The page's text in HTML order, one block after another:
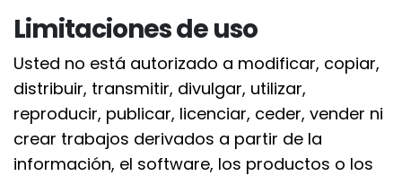
Limitaciones de uso
Usted no está autorizado a modificar, copiar,
distribuir, transmitir, divulgar, utilizar,
reproducir, publicar, licenciar, ceder, vender ni
crear trabajos derivados a partir de la
información, el software, los productos o los